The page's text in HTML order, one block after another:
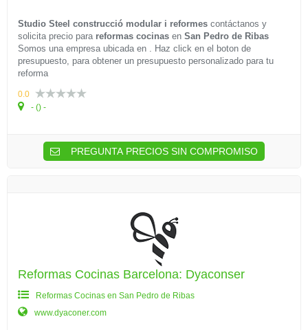
Studio Steel construcció modular i reformes contáctanos y
solicita precio para reformas cocinas en San Pedro de Ribas
Somos una empresa ubicada en . Haz click en el boton de
presupuesto, para obtener un presupuesto personalizado para tu
reforma
0.0
- () -
PREGUNTA PRECIOS SIN COMPROMISO
Reformas Cocinas Barcelona: Dyaconser
Reformas Cocinas en San Pedro de Ribas
www.dyaconer.com